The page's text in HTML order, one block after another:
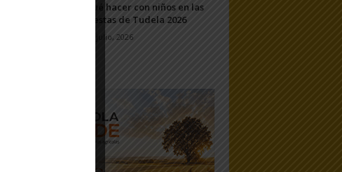
Qué hacer con niños en las
Fiestas de Tudela 2026
23 julio, 2026